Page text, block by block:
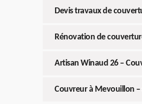
Devis travaux de
Rénovation de
Artisan Winaud 26 –
Couvreur à Mevouillon